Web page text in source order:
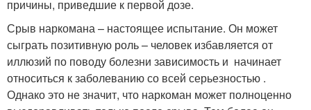
причины, приведшие к первой дозе.
Срыв наркомана – настоящее испытание. Он может
сыграть позитивную роль – человек избавляется от
иллюзий по поводу болезни зависимость и начинает
относиться к заболеванию со всей серьезностью .
Однако это не значит, что наркоман может полноценно